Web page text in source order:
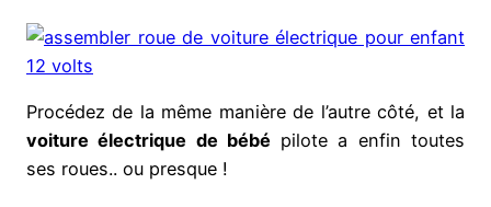
Procédez de la même manière de l’autre côté, et la
voiture électrique de bébé pilote a enfin toutes
ses roues.. ou presque !